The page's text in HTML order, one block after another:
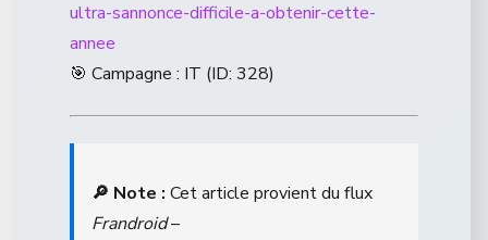
ultra-sannonce-difficile-a-obtenir-cette-
annee
🎯 Campagne : IT (ID: 328)
🔎 Note : Cet article provient du flux
Frandroid–